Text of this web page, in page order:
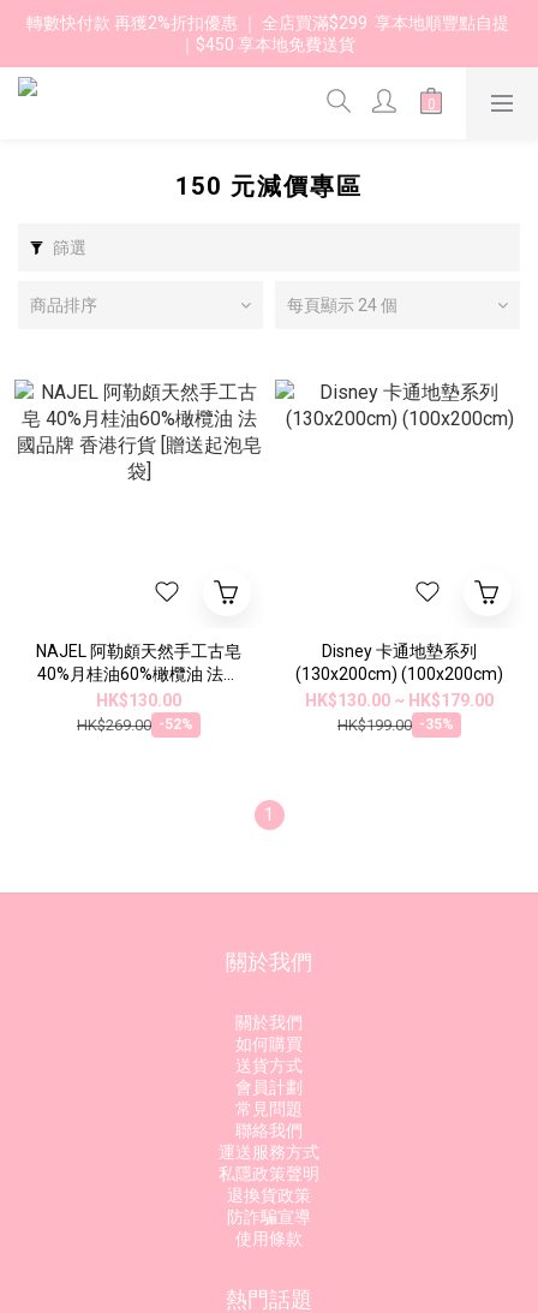
轉數快付款 再獲2%折扣優惠 ｜ 全店買滿$299  享本地順豐點自提
｜$450 享本地免費送貨
150 元減價專區
篩選
商品排序 每頁顯示 24 個
NAJEL 阿勒頗天然手工古皂
40%月桂油60%橄欖油 法國
品牌 香港行貨 [贈送起泡皂
袋]
HK$130.00
HK$269.00 -52%
Disney 卡通地墊系列
(130x200cm) (100x200cm)
HK$130.00 ~ HK$179.00
HK$199.00 -35%
1
關於我們
關於我們
如何購買
送貨方式
會員計劃
常見問題
聯絡我們
運送服務方式
私隱政策聲明
退換貨政策
防詐騙宣導
使用條款
熱門話題